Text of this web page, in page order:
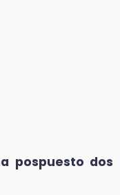
pospuesto dos